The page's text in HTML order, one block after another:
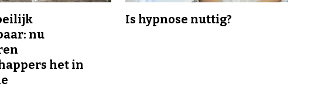
nu
het in
Is hypnose nuttig?